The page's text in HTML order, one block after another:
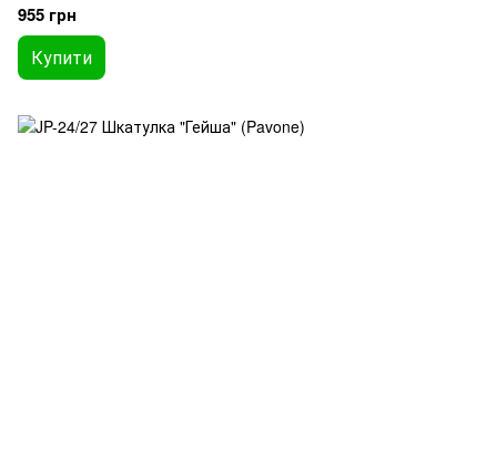
955 грн
Купити